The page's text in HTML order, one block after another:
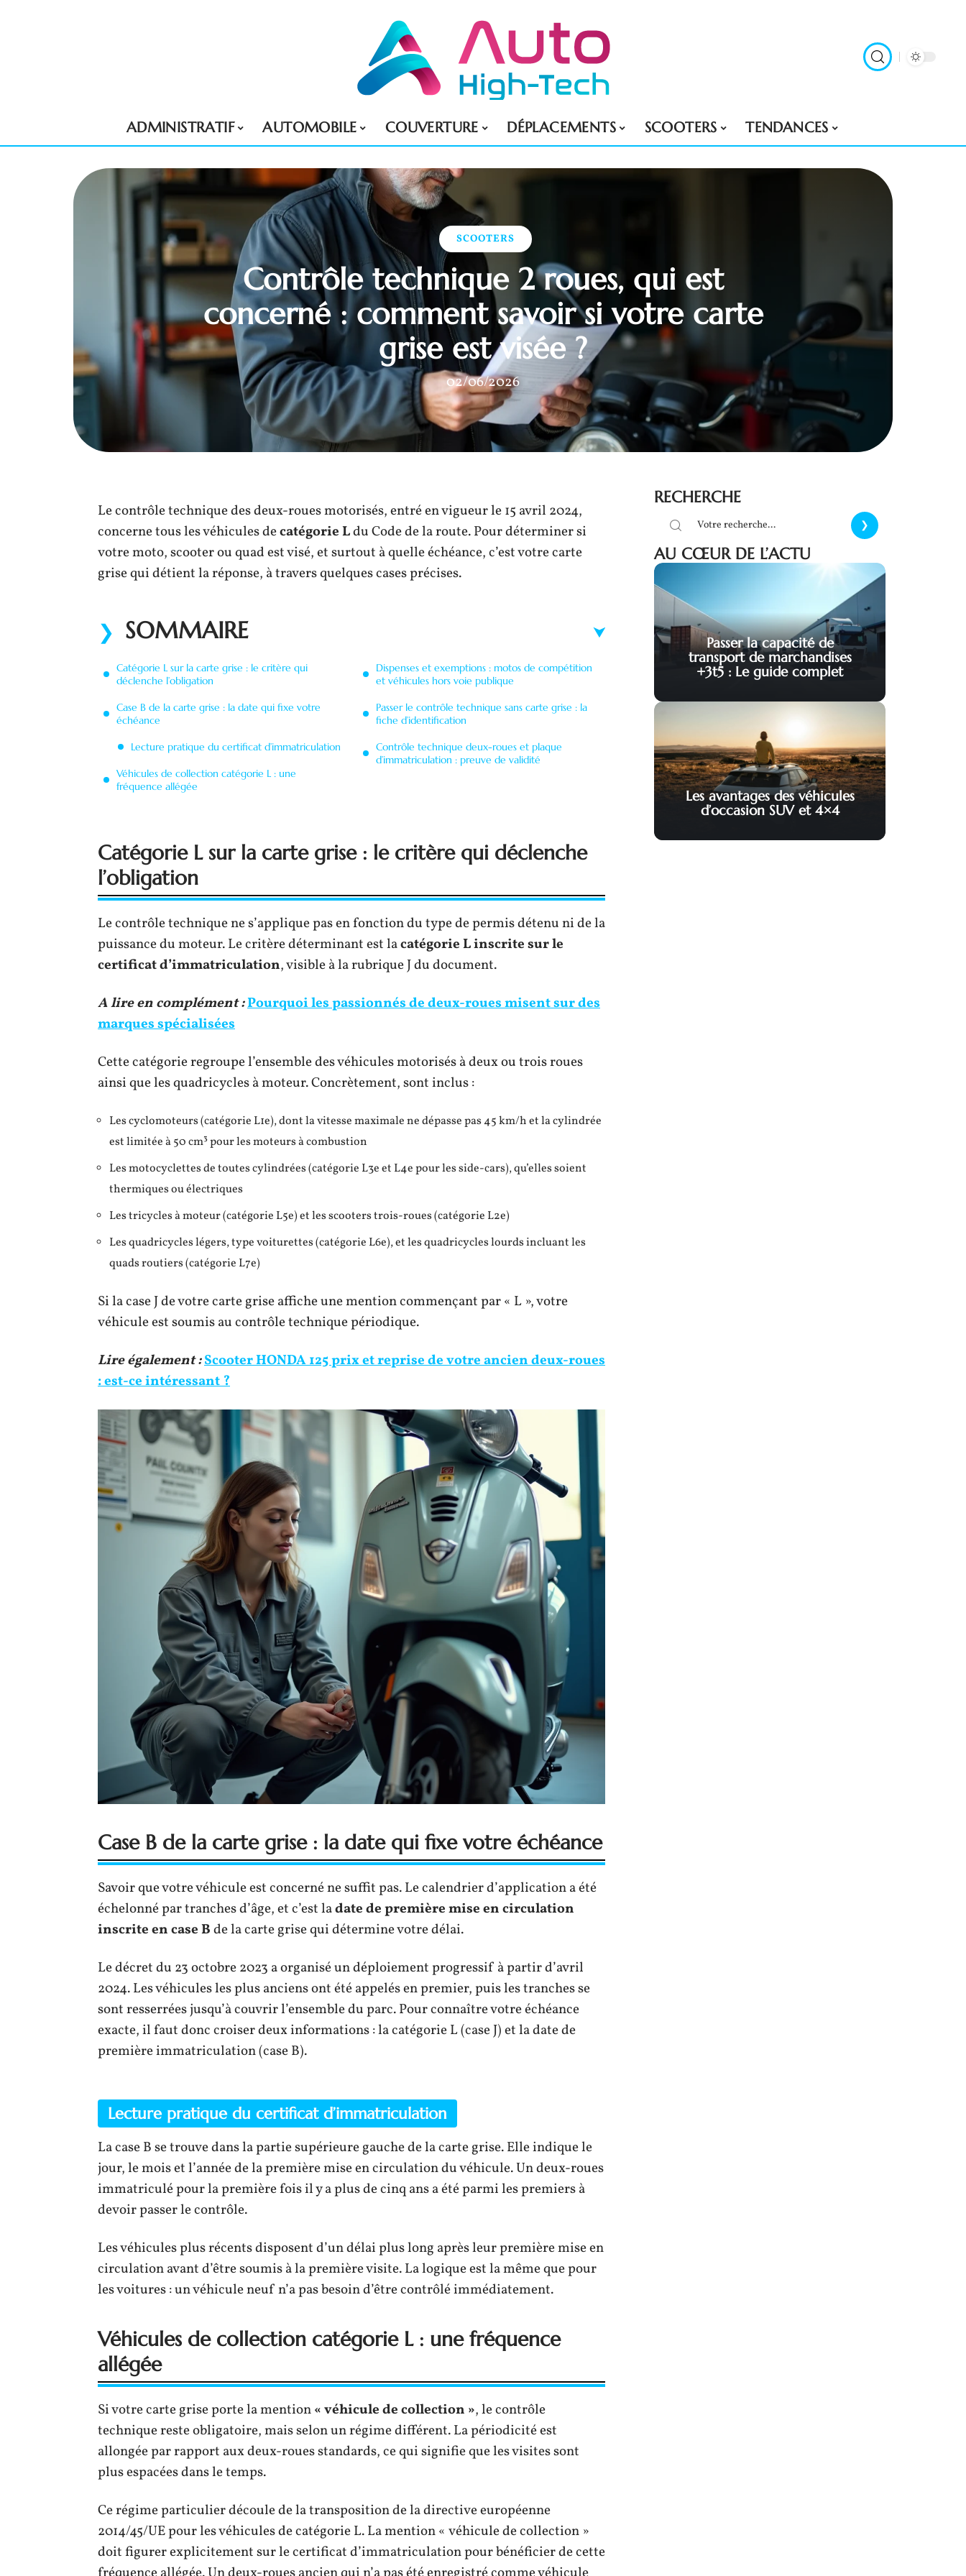
ADMINISTRATIF AUTOMOBILE COUVERTURE DÉPLACEMENTS SCOOTERS TENDANCES
SCOOTERS
Contrôle technique 2 roues, qui est
concerné : comment savoir si votre carte
grise est visée ?
02/06/2026
Le contrôle technique des deux-roues motorisés, entré en vigueur le 15 avril 2024,
concerne tous les véhicules decatégorie Ldu Code de la route. Pour déterminer si
votre moto, scooter ou quad est visé, et surtout à quelle échéance, c’est votre carte
grise qui détient la réponse, à travers quelques cases précises.
SOMMAIRE
Catégorie L sur la carte grise : le critère qui
déclenche l’obligation
Case B de la carte grise : la date qui fixe votre
échéance
Lecture pratique du certificat d’immatriculation
Véhicules de collection catégorie L : une
fréquence allégée
Dispenses et exemptions : motos de compétition
et véhicules hors voie publique
Passer le contrôle technique sans carte grise : la
fiche d’identification
Contrôle technique deux-roues et plaque
d’immatriculation : preuve de validité
Catégorie L sur la carte grise : le critère qui déclenche
l’obligation
Le contrôle technique ne s’applique pas en fonction du type de permis détenu ni de la
puissance du moteur. Le critère déterminant est lacatégorie L inscrite sur le
certificat d’immatriculation, visible à la rubrique J du document.
A lire en complément :Pourquoi les passionnés de deux-roues misent sur des
marques spécialisées
Cette catégorie regroupe l’ensemble des véhicules motorisés à deux ou trois roues
ainsi que les quadricycles à moteur. Concrètement, sont inclus :
Les cyclomoteurs (catégorie L1e), dont la vitesse maximale ne dépasse pas 45 km/h et la cylindrée
est limitée à 50 cm³ pour les moteurs à combustion
Les motocyclettes de toutes cylindrées (catégorie L3e et L4e pour les side-cars), qu’elles soient
thermiques ou électriques
Les tricycles à moteur (catégorie L5e) et les scooters trois-roues (catégorie L2e)
Les quadricycles légers, type voiturettes (catégorie L6e), et les quadricycles lourds incluant les
quads routiers (catégorie L7e)
Si la case J de votre carte grise affiche une mention commençant par « L », votre
véhicule est soumis au contrôle technique périodique.
Lire également :Scooter HONDA 125 prix et reprise de votre ancien deux-roues
: est-ce intéressant ?
Case B de la carte grise : la date qui fixe votre échéance
Savoir que votre véhicule est concerné ne suffit pas. Le calendrier d’application a été
échelonné par tranches d’âge, et c’est ladate de première mise en circulation
inscrite en case Bde la carte grise qui détermine votre délai.
Le décret du 23 octobre 2023 a organisé un déploiement progressif à partir d’avril
2024. Les véhicules les plus anciens ont été appelés en premier, puis les tranches se
sont resserrées jusqu’à couvrir l’ensemble du parc. Pour connaître votre échéance
exacte, il faut donc croiser deux informations : la catégorie L (case J) et la date de
première immatriculation (case B).
Lecture pratique du certificat d’immatriculation
La case B se trouve dans la partie supérieure gauche de la carte grise. Elle indique le
jour, le mois et l’année de la première mise en circulation du véhicule. Un deux-roues
immatriculé pour la première fois il y a plus de cinq ans a été parmi les premiers à
devoir passer le contrôle.
Les véhicules plus récents disposent d’un délai plus long après leur première mise en
circulation avant d’être soumis à la première visite. La logique est la même que pour
les voitures : un véhicule neuf n’a pas besoin d’être contrôlé immédiatement.
Véhicules de collection catégorie L : une fréquence
allégée
Si votre carte grise porte la mention« véhicule de collection », le contrôle
technique reste obligatoire, mais selon un régime différent. La périodicité est
allongée par rapport aux deux-roues standards, ce qui signifie que les visites sont
plus espacées dans le temps.
Ce régime particulier découle de la transposition de la directive européenne
2014/45/UE pour les véhicules de catégorie L. La mention « véhicule de collection »
doit figurer explicitement sur le certificat d’immatriculation pour bénéficier de cette
RECHERCHE
AU CŒUR DE L’ACTU
Passer la capacité de
transport de marchandises
+3t5 : Le guide complet
Les avantages des véhicules
d’occasion SUV et 4×4